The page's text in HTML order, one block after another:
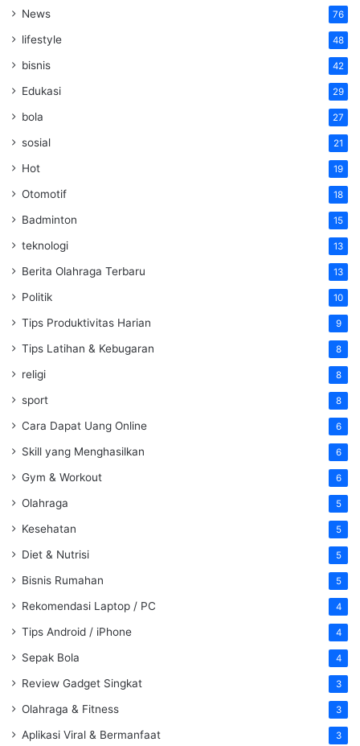
News 76
lifestyle 48
bisnis 42
Edukasi 29
bola 27
sosial 21
Hot 19
Otomotif 18
Badminton 15
teknologi 13
Berita Olahraga Terbaru 13
Politik 10
Tips Produktivitas Harian 9
Tips Latihan & Kebugaran 8
religi 8
sport 8
Cara Dapat Uang Online 6
Skill yang Menghasilkan 6
Gym & Workout 6
Olahraga 5
Kesehatan 5
Diet & Nutrisi 5
Bisnis Rumahan 5
Rekomendasi Laptop / PC 4
Tips Android / iPhone 4
Sepak Bola 4
Review Gadget Singkat 3
Olahraga & Fitness 3
Aplikasi Viral & Bermanfaat 3